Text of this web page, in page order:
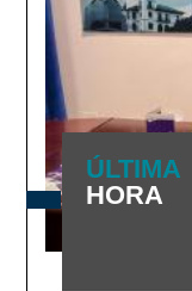
ÚLTIMA
HORA